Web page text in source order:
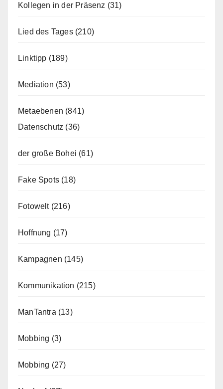
Kollegen in der Präsenz (31)
Lied des Tages(210)
Linktipp (189)
Mediation (53)
Metaebenen (841)
Datenschutz (36)
der große Bohei (61)
Fake Spots (18)
Fotowelt(216)
Hoffnung (17)
Kampagnen (145)
Kommunikation (215)
ManTantra (13)
Mobbing (3)
Mobbing (27)